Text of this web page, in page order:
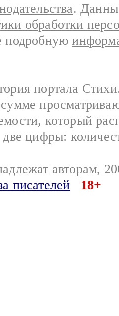
.
обработки
подробную
портала
который
цифры:
авторам,
писателей
18+